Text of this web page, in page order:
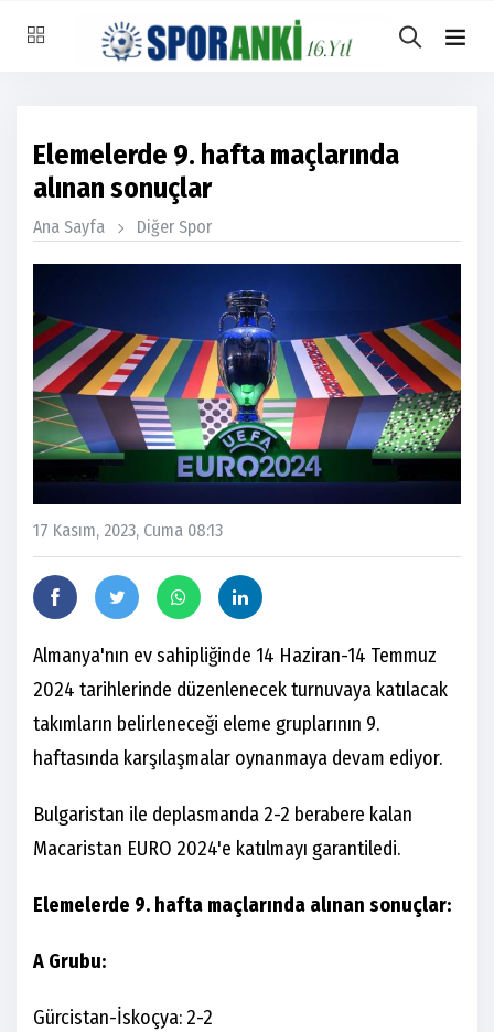
Elemelerde 9. hafta maçlarında
alınan sonuçlar
Ana Sayfa Diğer Spor
17 Kasım, 2023, Cuma 08:13
Almanya'nın ev sahipliğinde 14 Haziran-14 Temmuz
2024 tarihlerinde düzenlenecek turnuvaya katılacak
takımların belirleneceği eleme gruplarının 9.
haftasında karşılaşmalar oynanmaya devam ediyor.
Bulgaristan ile deplasmanda 2-2 berabere kalan
Macaristan EURO 2024'e katılmayı garantiledi.
Elemelerde 9. hafta maçlarında alınan sonuçlar:
A Grubu:
Gürcistan-İskoçya: 2-2